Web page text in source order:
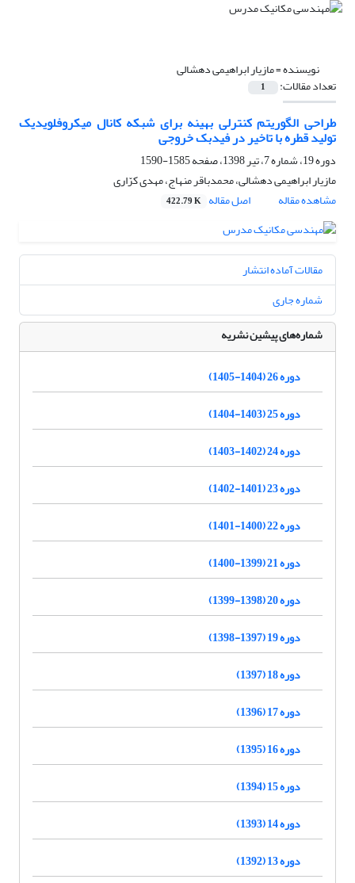
نویسنده =مازیار ابراهیمی دهشالی
تعداد مقالات: 1
طراحی الگوریتم کنترلی بهینه برای شبکه‌ کانال‌ میکروفلویدیک
تولید قطره با تاخیر در فیدبک خروجی
دوره 19، شماره 7، تیر 1398، صفحه
1585-1590
مازیار ابراهیمی دهشالی، محمدباقر منهاج، مهدی کرّاری
مشاهده مقاله
اصل مقاله 422.79 K
مقالات آماده انتشار
شماره جاری
شماره‌های پیشین نشریه
دوره 26 (1404-1405)
دوره 25 (1403-1404)
دوره 24 (1402-1403)
دوره 23 (1401-1402)
دوره 22 (1400-1401)
دوره 21 (1399-1400)
دوره 20 (1398-1399)
دوره 19 (1397-1398)
دوره 18 (1397)
دوره 17 (1396)
دوره 16 (1395)
دوره 15 (1394)
دوره 14 (1393)
دوره 13 (1392)